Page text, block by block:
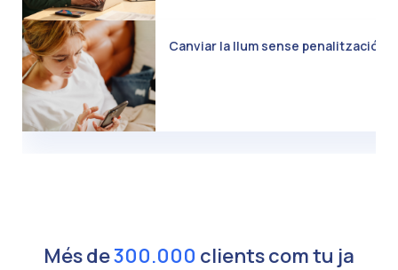
Canviar la llum sense penalització:
Més de300.000 clients com tu ja